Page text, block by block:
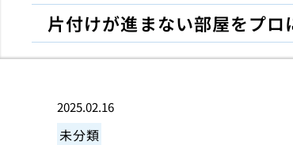
片付けが進まない部屋をプ
2025.02.16
未分類